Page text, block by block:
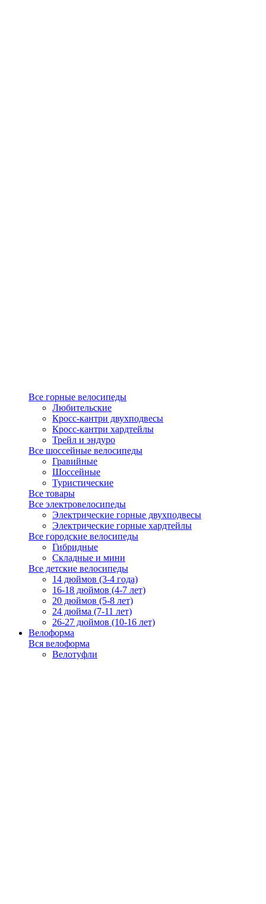
Все горные велосипеды
Любительские
Кросс-кантри двухподвесы
Кросс-кантри хардтейлы
Трейл и эндуро
Все шоссейные велосипеды
Гравийные
Шоссейные
Туристические
Все товары
Все электровелосипеды
Электрические горные двухподвесы
Электрические горные хардтейлы
Все городские велосипеды
Гибридные
Складные и мини
Все детские велосипеды
14 дюймов (3-4 года)
16-18 дюймов (4-7 лет)
20 дюймов (5-8 лет)
24 дюйма (7-11 лет)
26-27 дюймов (10-16 лет)
Велоформа
Вся велоформа
Велотуфли